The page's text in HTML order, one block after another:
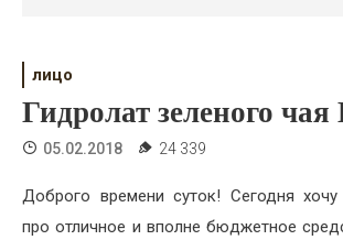
Свадьба
Дом
Жизнь
лицо
Гидролат зеленого чая
05.02.2018 24 339
Доброго времени суток! Сегодня хочу
про отличное и вполне бюджетное